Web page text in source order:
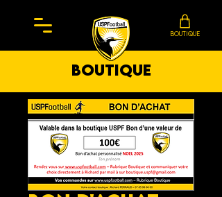
BOUTIQUE
boutique